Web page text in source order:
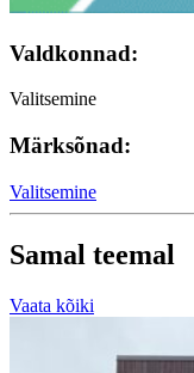
Valdkonnad:
Valitsemine
Märksõnad:
Valitsemine
Samal teemal
Vaata kõiki